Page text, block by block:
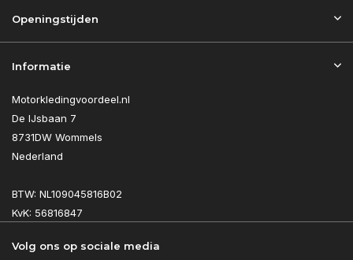
Openingstijden
Informatie
Motorkledingvoordeel.nl
De IJsbaan 7
8731DW Wommels
Nederland
BTW: NL109045816B02
KvK: 56816847
Volg ons op sociale media